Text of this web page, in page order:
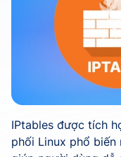
IPtables được tích
phối Linux phổ biến